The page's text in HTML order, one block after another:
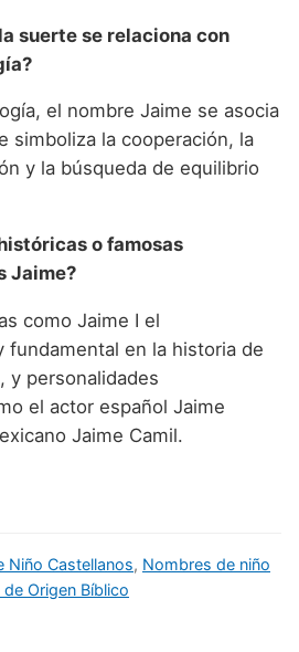
suerte se relaciona con
el nombre Jaime se asocia
simboliza la cooperación, la
y la búsqueda de equilibrio
o famosas
Jaime?
como Jaime I el
fundamental en la historia de
y personalidades
el actor español Jaime
Jaime Camil.
Niño Castellanos, Nombres de niño
Origen Bíblico